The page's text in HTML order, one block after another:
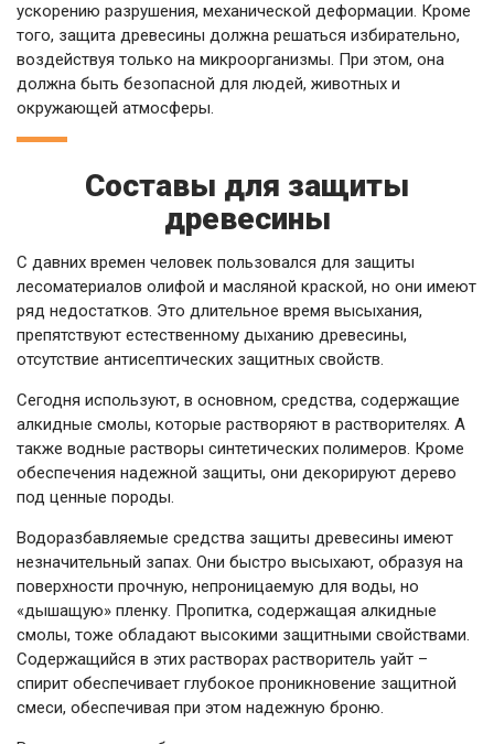
ускорению разрушения, механической деформации. Кроме
того, защита древесины должна решаться избирательно,
воздействуя только на микроорганизмы. При этом, она
должна быть безопасной для людей, животных и
окружающей атмосферы.
Составы для защиты
древесины
С давних времен человек пользовался для защиты
лесоматериалов олифой и масляной краской, но они имеют
ряд недостатков. Это длительное время высыхания,
препятствуют естественному дыханию древесины,
отсутствие антисептических защитных свойств.
Сегодня используют, в основном, средства, содержащие
алкидные смолы, которые растворяют в растворителях. А
также водные растворы синтетических полимеров. Кроме
обеспечения надежной защиты, они декорируют дерево
под ценные породы.
Водоразбавляемые средства защиты древесины имеют
незначительный запах. Они быстро высыхают, образуя на
поверхности прочную, непроницаемую для воды, но
«дышащую» пленку. Пропитка, содержащая алкидные
смолы, тоже обладают высокими защитными свойствами.
Содержащийся в этих растворах растворитель уайт –
спирит обеспечивает глубокое проникновение защитной
смеси, обеспечивая при этом надежную броню.